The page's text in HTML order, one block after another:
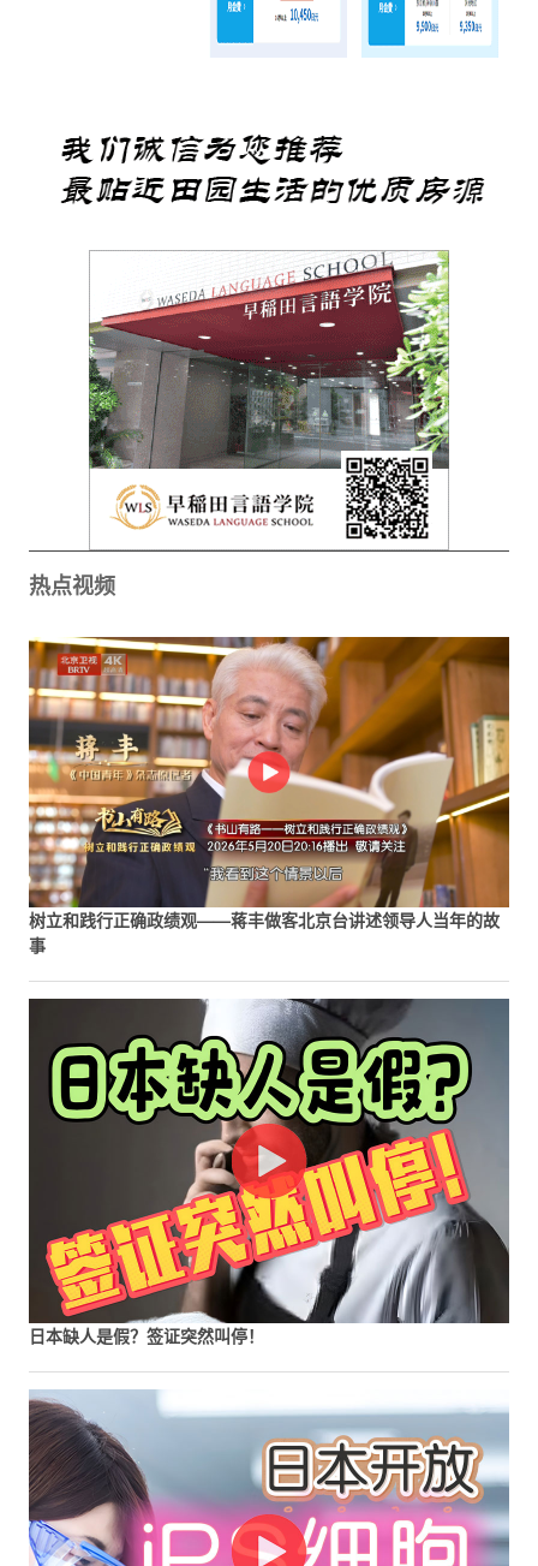
热点视频
树立和践行正确政绩观——蒋丰做客北京台讲述领导人当年的故
事
日本缺人是假？签证突然叫停！